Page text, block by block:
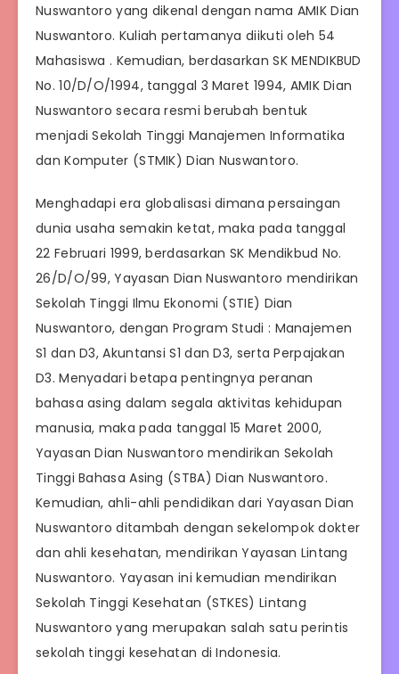
Nuswantoro yang dikenal dengan nama AMIK Dian
Nuswantoro. Kuliah pertamanya diikuti oleh 54
Mahasiswa . Kemudian, berdasarkan SK MENDIKBUD
No. 10/D/O/1994, tanggal 3 Maret 1994, AMIK Dian
Nuswantoro secara resmi berubah bentuk
menjadi Sekolah Tinggi Manajemen Informatika
dan Komputer (STMIK) Dian Nuswantoro.
Menghadapi era globalisasi dimana persaingan
dunia usaha semakin ketat, maka pada tanggal
22 Februari 1999, berdasarkan SK Mendikbud No.
26/D/O/99, Yayasan Dian Nuswantoro mendirikan
Sekolah Tinggi Ilmu Ekonomi (STIE) Dian
Nuswantoro, dengan Program Studi : Manajemen
S1 dan D3, Akuntansi S1 dan D3, serta Perpajakan
D3. Menyadari betapa pentingnya peranan
bahasa asing dalam segala aktivitas kehidupan
manusia, maka pada tanggal 15 Maret 2000,
Yayasan Dian Nuswantoro mendirikan Sekolah
Tinggi Bahasa Asing (STBA) Dian Nuswantoro.
Kemudian, ahli-ahli pendidikan dari Yayasan Dian
Nuswantoro ditambah dengan sekelompok dokter
dan ahli kesehatan, mendirikan Yayasan Lintang
Nuswantoro. Yayasan ini kemudian mendirikan
Sekolah Tinggi Kesehatan (STKES) Lintang
Nuswantoro yang merupakan salah satu perintis
sekolah tinggi kesehatan di Indonesia.